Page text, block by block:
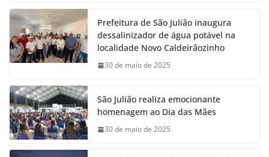
Prefeitura de São Julião inaugura
dessalinizador de água potável na
localidade Novo Caldeirãozinho
30 de maio de 2025
São Julião realiza emocionante
homenagem ao Dia das Mães
30 de maio de 2025